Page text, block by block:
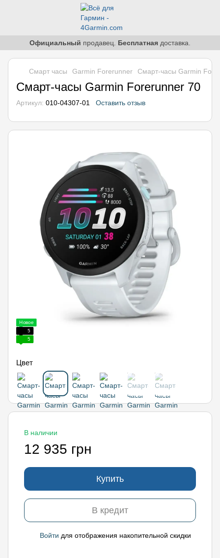
Официальный продавец. Бесплатная доставка.
Смарт часы Garmin Forerunner Смарт-часы Garmin
Смарт-часы Garmin Forerunner 70
Артикул: 010-04307-01 Оставить отзыв
Новое
5
5
Цвет
В наличии
12 935 грн
Купить
В кредит
Войти для отображения накопительной скидки